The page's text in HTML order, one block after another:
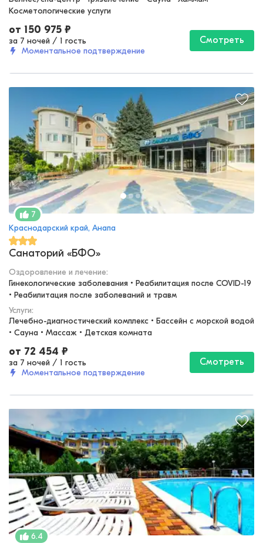
Косметологические услуги
от 150 975 ₽
за 7 ночей / 1 гость
Моментальное подтверждение
Смотреть
7
Краснодарский край, Анапа
Санаторий «БФО»
Оздоровление и лечение:
Гинекологические заболевания • Реабилитация после COVID-19
• Реабилитация после заболеваний и травм
Услуги:
Лечебно-диагностический комплекс • Бассейн с морской водой
• Сауна • Массаж • Детская комната
от 72 454 ₽
за 7 ночей / 1 гость
Моментальное подтверждение
Смотреть
6.4